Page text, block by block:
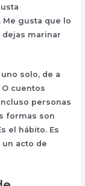
Me gusta que lo
dejas marinar
solo, de a
cuentos
personas
formas son
el hábito. Es
acto de